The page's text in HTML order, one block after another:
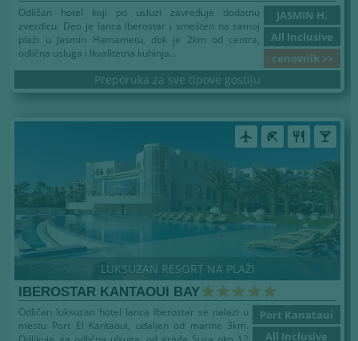
JASMIN H.
All Inclusive
cenovnik >>
Odličan hotel koji po usluzi zavređuje dodatnu
zvezdicu. Deo je lanca Iberostar i smešten na samoj
plaži u Jasmin Hamametu, dok je 2km od centra,
odlična usluga i lkvalitetna kuhinja...
Preporuka za sve tipove gostiju
airplanemode_active beach_access restaurant local_bar
LUKSUZAN RESORT NA PLAŽI
IBEROSTAR KANTAOUI BAY
Port Kanataui
All Inclusive
Odličan luksuzan hotel lanca Iberostar se nalazi u
mestu Port El Kantaoui, udaljen od marine 3km.